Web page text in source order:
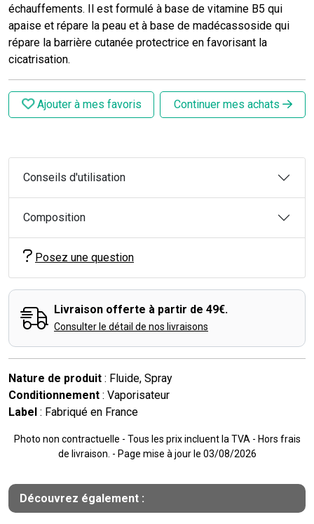
échauffements. Il est formulé à base de vitamine B5 qui
apaise et répare la peau et à base de madécassoside qui
répare la barrière cutanée protectrice en favorisant la
cicatrisation.
Ajouter à mes favoris Continuer mes achats
Conseils d'utilisation
Composition
Posez une question
Livraison offerte à partir de 49€.
Consulter le détail de nos livraisons
Nature de produit : Fluide, Spray
Conditionnement : Vaporisateur
Label : Fabriqué en France
Photo non contractuelle - Tous les prix incluent la TVA - Hors frais
de livraison. - Page mise à jour le 03/08/2026
Découvrez également :